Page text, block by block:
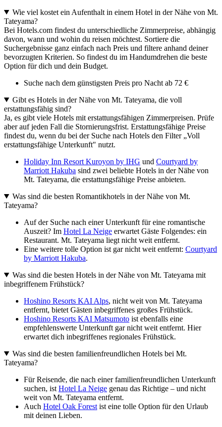
Wie viel kostet ein Aufenthalt in einem Hotel in der Nähe von Mt.
Tateyama?
Bei Hotels.com findest du unterschiedliche Zimmerpreise, abhängig
davon, wann und wohin du reisen möchtest. Sortiere die
Suchergebnisse ganz einfach nach Preis und filtere anhand deiner
bevorzugten Kriterien. So findest du im Handumdrehen die beste
Option für dich und dein Budget.
Suche nach dem günstigsten Preis pro Nacht ab 72 €
Gibt es Hotels in der Nähe von Mt. Tateyama, die voll
erstattungsfähig sind?
Ja, es gibt viele Hotels mit erstattungsfähigen Zimmerpreisen. Prüfe
aber auf jeden Fall die Stornierungsfrist. Erstattungsfähige Preise
findest du, wenn du bei der Suche nach Hotels den Filter „Voll
erstattungsfähige Unterkunft" nutzt.
Holiday Inn Resort Kuroyon by IHG und Courtyard by
Marriott Hakuba sind zwei beliebte Hotels in der Nähe von
Mt. Tateyama, die erstattungsfähige Preise anbieten.
Was sind die besten Romantikhotels in der Nähe von Mt.
Tateyama?
Auf der Suche nach einer Unterkunft für eine romantische
Auszeit? Im Hotel La Neige erwartet Gäste Folgendes: ein
Restaurant. Mt. Tateyama liegt nicht weit entfernt.
Eine weitere tolle Option ist gar nicht weit entfernt: Courtyard
by Marriott Hakuba.
Was sind die besten Hotels in der Nähe von Mt. Tateyama mit
inbegriffenem Frühstück?
Hoshino Resorts KAI Alps, nicht weit von Mt. Tateyama
entfernt, bietet Gästen inbegriffenes großes Frühstück.
Hoshino Resorts KAI Matsumoto ist ebenfalls eine
empfehlenswerte Unterkunft gar nicht weit entfernt. Hier
erwartet dich inbegriffenes regionales Frühstück.
Was sind die besten familienfreundlichen Hotels bei Mt.
Tateyama?
Für Reisende, die nach einer familienfreundlichen Unterkunft
suchen, ist Hotel La Neige genau das Richtige – und nicht
weit von Mt. Tateyama entfernt.
Auch Hotel Oak Forest ist eine tolle Option für den Urlaub
mit deinen Lieben.